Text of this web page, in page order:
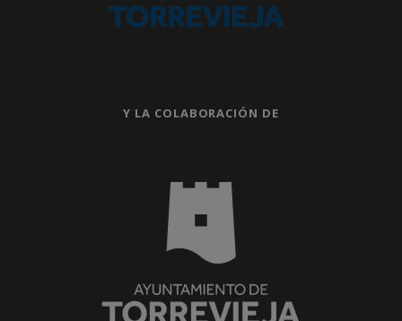
Y LA COLABORACIÓN DE